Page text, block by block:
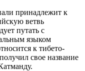
принадлежит к
ветвь
путать с
языком
к тибето-
свое название